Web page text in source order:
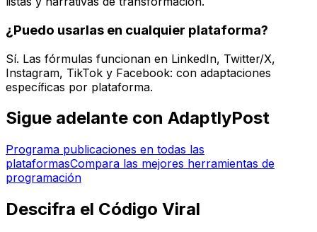
¿Puedo usarlas en cualquier plataforma?
Sí. Las fórmulas funcionan en LinkedIn, Twitter/X,
Instagram, TikTok y Facebook: con adaptaciones
específicas por plataforma.
Sigue adelante con AdaptlyPost
Programa publicaciones en todas las
plataformasCompara las mejores herramientas de
programación
Descifra el Código Viral